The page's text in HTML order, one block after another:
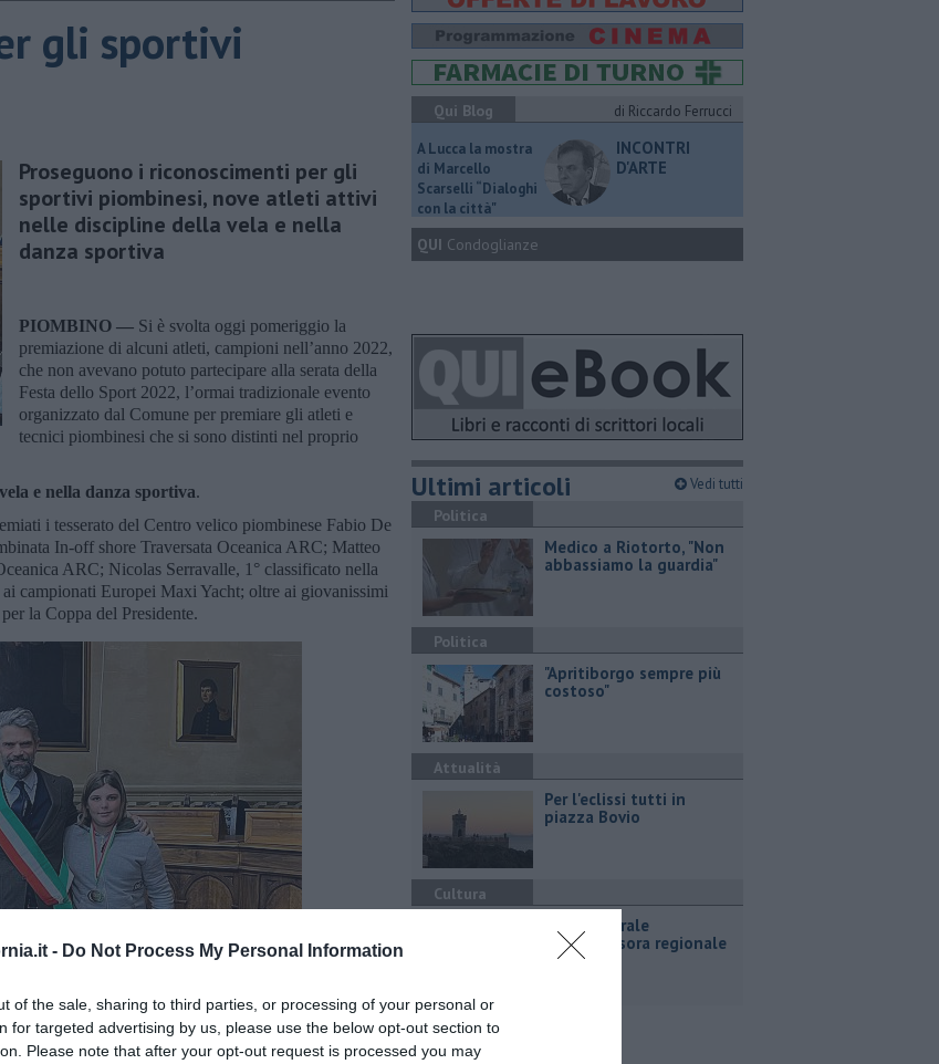
- Do Not Process My Personal Information
of the sale, sharing to third parties, or processing of your personal or
for targeted advertising by us, please use the below opt-out section to
Please note that after your opt-out request is processed you may
gli sportivi
Proseguono i riconoscimenti per gli
sportivi piombinesi, nove atleti attivi
nelle discipline della vela e nella
danza sportiva
PIOMBINO — Si è svolta oggi pomeriggio la
premiazione di alcuni atleti, campioni nell’anno 2022,
che non avevano potuto partecipare alla serata della
Festa dello Sport 2022, l’ormai tradizionale evento
organizzato dal Comune per premiare gli atleti e
tecnici piombinesi che si sono distinti nel proprio
e nella danza sportiva.
i tesserato del Centro velico piombinese Fabio De
In-off shore Traversata Oceanica ARC; Matteo
ARC; Nicolas Serravalle, 1° classificato nella
campionati Europei Maxi Yacht; oltre ai giovanissimi
la Coppa del Presidente.
Qui Blog
di Riccardo Ferrucci
A Lucca la mostra
di Marcello
Scarselli “Dialoghi
con la città"
INCONTRI
D'ARTE
QUI Condoglianze
Ultimi articoli Vedi tutti
Politica
Medico a Riotorto, "Non
abbassiamo la guardia"
Politica
"Apritiborgo sempre più
costoso"
Attualità
Per l'eclissi tutti in
piazza Bovio
Cultura
Tour culturale
dell'assessora regionale
Manetti